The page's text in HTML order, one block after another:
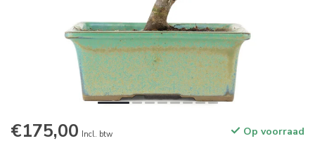
€175,00 Incl. btw Op voorraad